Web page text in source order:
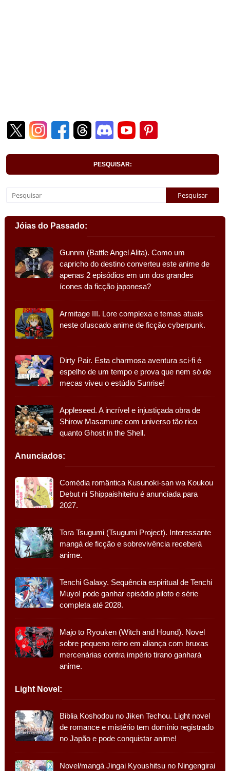
PESQUISAR:
Jóias do Passado:
Gunnm (Battle Angel Alita). Como um
capricho do destino converteu este anime de
apenas 2 episódios em um dos grandes
ícones da ficção japonesa?
Armitage III. Lore complexa e temas atuais
neste ofuscado anime de ficção cyberpunk.
Dirty Pair. Esta charmosa aventura sci-fi é
espelho de um tempo e prova que nem só de
mecas viveu o estúdio Sunrise!
Appleseed. A incrível e injustiçada obra de
Shirow Masamune com universo tão rico
quanto Ghost in the Shell.
Anunciados:
Comédia romântica Kusunoki-san wa Koukou
Debut ni Shippaishiteiru é anunciada para
2027.
Tora Tsugumi (Tsugumi Project). Interessante
mangá de ficção e sobrevivência receberá
anime.
Tenchi Galaxy. Sequência espiritual de Tenchi
Muyo! pode ganhar episódio piloto e série
completa até 2028.
Majo to Ryouken (Witch and Hound). Novel
sobre pequeno reino em aliança com bruxas
mercenárias contra império tirano ganhará
anime.
Light Novel:
Biblia Koshodou no Jiken Techou. Light novel
de romance e mistério tem domínio registrado
no Japão e pode conquistar anime!
Novel/mangá Jingai Kyoushitsu no Ningengirai